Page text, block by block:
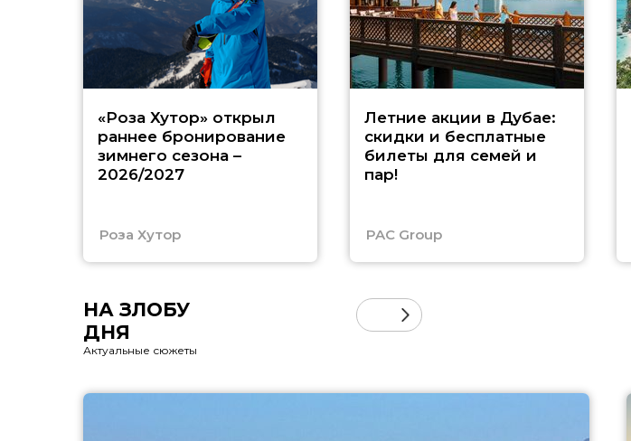
«Роза Хутор» открыл
раннее бронирование
зимнего сезона –
2026/2027
Роза Хутор
Летние акции в Дубае:
скидки и бесплатные
билеты для семей и
пар!
PAC Group
НА ЗЛОБУ
ДНЯ
Актуальные сюжеты